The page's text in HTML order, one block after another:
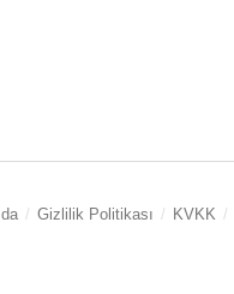
Gizlilik Politikası KVKK